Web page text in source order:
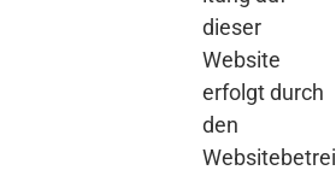
dieser
Website
erfolgt durch
den
Websitebetrei